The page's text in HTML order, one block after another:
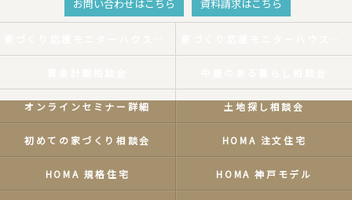
お問い合わせはこちら 資料請求はこちら
オンラインセミナー詳細 土地探し相談会
初めての家づくり相談会 HOMA 注文住宅
HOMA 規格住宅 HOMA 神戸モデル